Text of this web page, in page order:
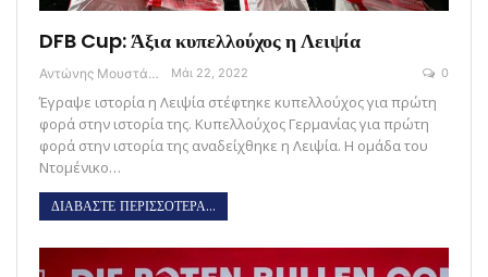
DFB Cup: Άξια κυπελλούχος η Λειψία
Αντώνης Μουστάκας Μάι 22, 2022 0
Έγραψε ιστορία η Λειψία στέφτηκε κυπελλούχος για πρώτη
φορά στην ιστορία της. Κυπελλούχος Γερμανίας για πρώτη
φορά στην ιστορία της αναδείχθηκε η Λειψία. Η ομάδα του
Ντομένικο…
ΔΙΑΒΑΣΤΕ ΠΕΡΙΣΣΟΤΕΡΑ...